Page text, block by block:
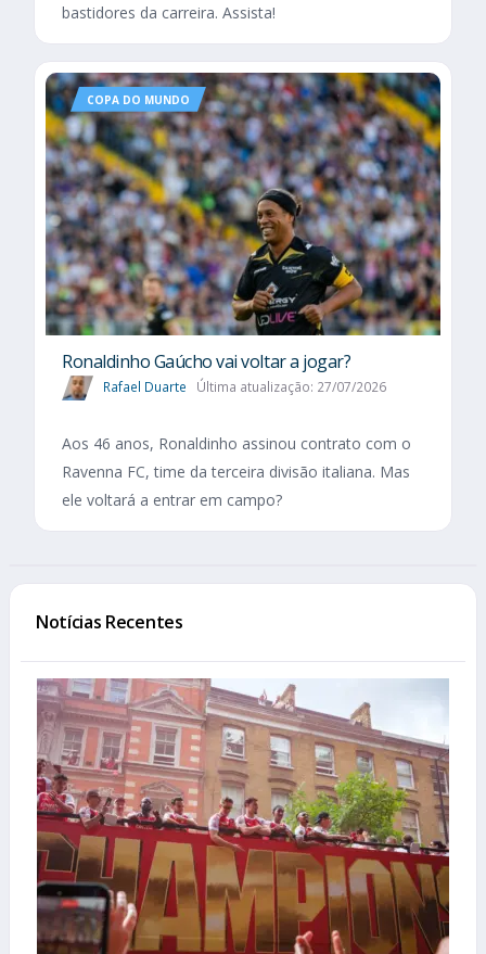
bastidores da carreira. Assista!
COPA DO MUNDO
Ronaldinho Gaúcho vai voltar a jogar?
Rafael Duarte Última atualização: 27/07/2026
Aos 46 anos, Ronaldinho assinou contrato com o
Ravenna FC, time da terceira divisão italiana. Mas
ele voltará a entrar em campo?
Notícias Recentes